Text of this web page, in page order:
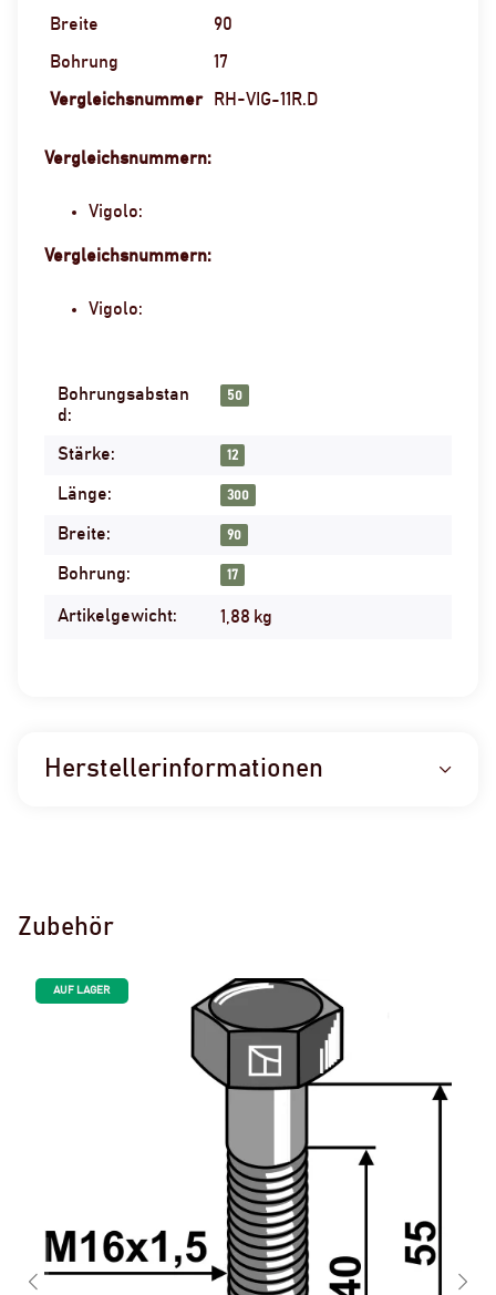
Breite 90
Bohrung 17
Vergleichsnummer RH-VIG-11R.D
Vergleichsnummern:
Vigolo:
Vergleichsnummern:
Vigolo:
Produkteigenschaft
Wert
Bohrungsabstan
d:
50
Stärke: 12
Länge: 300
Breite: 90
Bohrung: 17
Artikelgewicht: 1,88 kg
Herstellerinformationen
Zubehör
AUF LAGER